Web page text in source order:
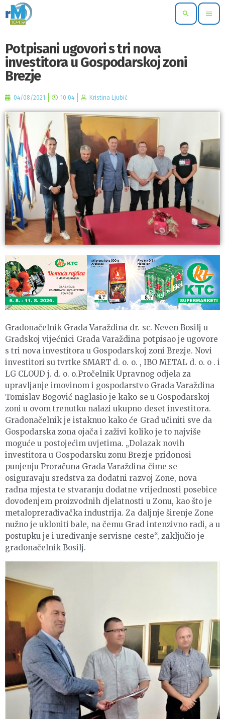
search menu
Potpisani ugovori s tri nova
investitora u Gospodarskoj zoni
Brezje
04/08/2021 10:04 Kristina Ljubić
Gradonačelnik Grada Varaždina dr. sc. Neven Bosilj u
Gradskoj vijećnici Grada Varaždina potpisao je ugovore
s tri nova investitora u Gospodarskoj zoni Brezje. Novi
investitori su tvrtke SMART d. o. o. , IBO METAL d. o. o . i
LG CLOUD j. d. o. o.Pročelnik Upravnog odjela za
upravljanje imovinom i gospodarstvo Grada Varaždina
Tomislav Bogović naglasio je kako se u Gospodarskoj
zoni u ovom trenutku nalazi ukupno deset investitora.
Gradonačelnik je istaknuo kako će Grad učiniti sve da
Gospodarska zona ojača i zaživi koliko je to najviše
moguće u postojećim uvjetima. „Dolazak novih
investitora u Gospodarsku zonu Brezje pridonosi
punjenju Proračuna Grada Varaždina čime se
osiguravaju sredstva za dodatni razvoj Zone, nova
radna mjesta te stvaranju dodatne vrijednosti posebice
dovođenjem proizvodnih djelatnosti u Zonu, kao što je
metaloprerađivačka industrija. Za daljnje širenje Zone
nužno je ukloniti bale, na čemu Grad intenzivno radi, a u
postupku je i uređivanje servisne ceste“, zaključio je
gradonačelnik Bosilj.